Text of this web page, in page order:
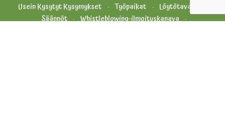
Usein Kysytyt Kysymykset Työpaikat
Löytötavarat
Säännöt
Whistleblowing-ilmoituskanava